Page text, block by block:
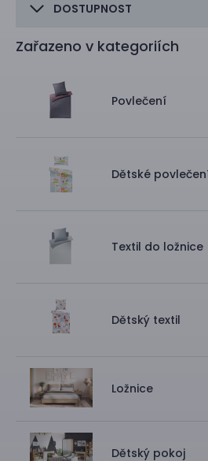
DOSTUPNOST
Zařazeno v kategoriích
Povlečení
Dětské
Textil do ložnice
Dětský textil
Ložnice
Dětský pokoj